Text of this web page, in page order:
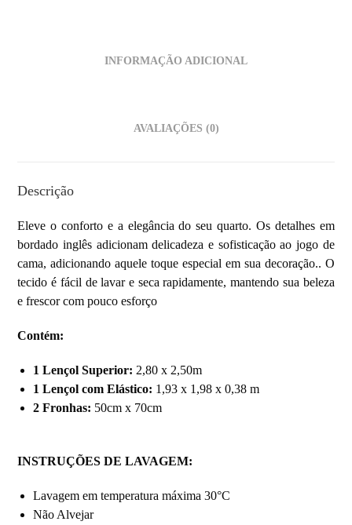
INFORMAÇÃO ADICIONAL
AVALIAÇÕES (0)
Descrição
Eleve o conforto e a elegância do seu quarto. Os detalhes em
bordado inglês adicionam delicadeza e sofisticação ao jogo de
cama, adicionando aquele toque especial em sua decoração.. O
tecido é fácil de lavar e seca rapidamente, mantendo sua beleza
e frescor com pouco esforço
Contém:
1 Lençol Superior: 2,80 x 2,50m
1 Lençol com Elástico: 1,93 x 1,98 x 0,38 m
2 Fronhas: 50cm x 70cm
INSTRUÇÕES DE LAVAGEM:
Lavagem em temperatura máxima 30°C
Não Alvejar